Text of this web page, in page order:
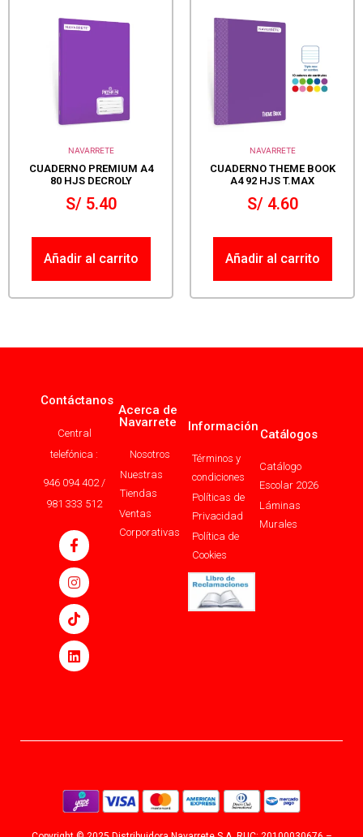
NAVARRETE
CUADERNO PREMIUM A4
80 HJS DECROLY
S/5.40
Añadir al carrito
NAVARRETE
CUADERNO THEME BOOK
A4 92 HJS T.MAX
S/4.60
Añadir al carrito
Contáctanos
Central
telefónica :
946 094 402 /
981 333 512
Acerca de
Navarrete
Nosotros
Nuestras
Tiendas
Ventas
Corporativas
Información
Términos y
condiciones
Políticas de
Privacidad
Política de
Cookies
Catálogos
Catálogo
Escolar 2026
Láminas
Murales